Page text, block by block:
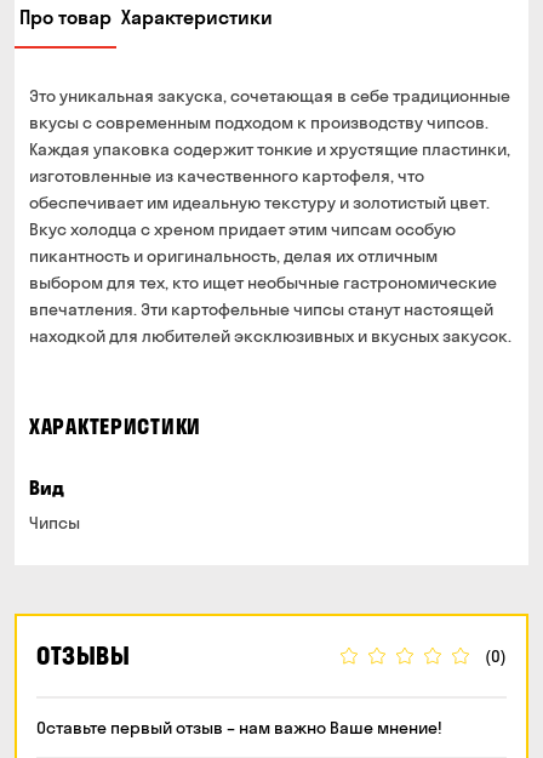
Про товар Характеристики
Это уникальная закуска, сочетающая в себе традиционные
вкусы с современным подходом к производству чипсов.
Каждая упаковка содержит тонкие и хрустящие пластинки,
изготовленные из качественного картофеля, что
обеспечивает им идеальную текстуру и золотистый цвет.
Вкус холодца с хреном придает этим чипсам особую
пикантность и оригинальность, делая их отличным
выбором для тех, кто ищет необычные гастрономические
впечатления. Эти картофельные чипсы станут настоящей
находкой для любителей эксклюзивных и вкусных закусок.
ХАРАКТЕРИСТИКИ
Вид
Чипсы
ОТЗЫВЫ (0)
Оставьте первый отзыв – нам важно Ваше мнение!